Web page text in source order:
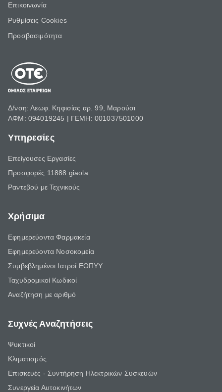
Επικοινωνία
Ρυθμίσεις Cookies
Προσβασιμότητα
Δ/νση: Λεωφ. Κηφισίας αρ. 99, Μαρούσι
ΑΦΜ: 094019245 | ΓΕΜΗ: 001037501000
Υπηρεσίες
Επείγουσες Εργασίες
Προσφορές 11888 giaola
Ραντεβού με Τεχνικούς
Χρήσιμα
Εφημερεύοντα Φαρμακεία
Εφημερεύοντα Νοσοκομεία
Συμβεβλημένοι Ιατροί ΕΟΠΥΥ
Ταχυδρομικοί Κωδικοί
Αναζήτηση με αριθμό
Συχνές Αναζητήσεις
Ψυκτικοί
Κλιματισμός
Επισκευές - Συντήρηση Ηλεκτρικών Συσκευών
Συνεργεία Αυτοκινήτων